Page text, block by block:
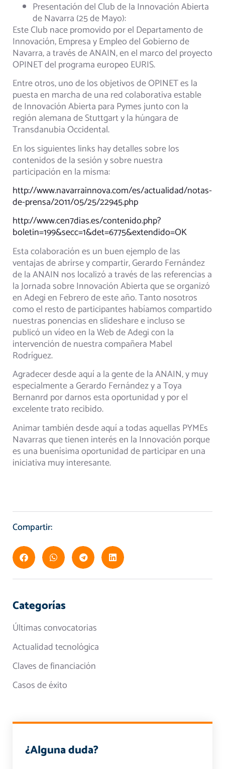
Presentación del Club de la Innovación Abierta
de Navarra (25 de Mayo):
Este Club nace promovido por el Departamento de
Innovación, Empresa y Empleo del Gobierno de
Navarra, a través de ANAIN, en el marco del proyecto
OPINET del programa europeo EURIS.
Entre otros, uno de los objetivos de OPINET es la
puesta en marcha de una red colaborativa estable
de Innovación Abierta para Pymes junto con la
región alemana de Stuttgart y la húngara de
Transdanubia Occidental.
En los siguientes links hay detalles sobre los
contenidos de la sesión y sobre nuestra
participación en la misma:
http://www.navarrainnova.com/es/actualidad/notas-
de-prensa/2011/05/25/22945.php
http://www.cen7dias.es/contenido.php?
boletin=199&secc=1&det=6775&extendido=OK
Esta colaboración es un buen ejemplo de las
ventajas de abrirse y compartir, Gerardo Fernández
de la ANAIN nos localizó a través de las referencias a
la Jornada sobre Innovación Abierta que se organizó
en Adegi en Febrero de este año. Tanto nosotros
como el resto de participantes habíamos compartido
nuestras ponencias en slideshare e incluso se
publicó un vídeo en la Web de Adegi con la
intervención de nuestra compañera Mabel
Rodríguez.
Agradecer desde aquí a la gente de la ANAIN, y muy
especialmente a Gerardo Fernández y a Toya
Bernanrd por darnos esta oportunidad y por el
excelente trato recibido.
Animar también desde aquí a todas aquellas PYMEs
Navarras que tienen interés en la Innovación porque
es una buenísima oportunidad de participar en una
iniciativa muy interesante.
Compartir:
Categorías
Últimas convocatorias
Actualidad tecnológica
Claves de financiación
Casos de éxito
¿Alguna duda?